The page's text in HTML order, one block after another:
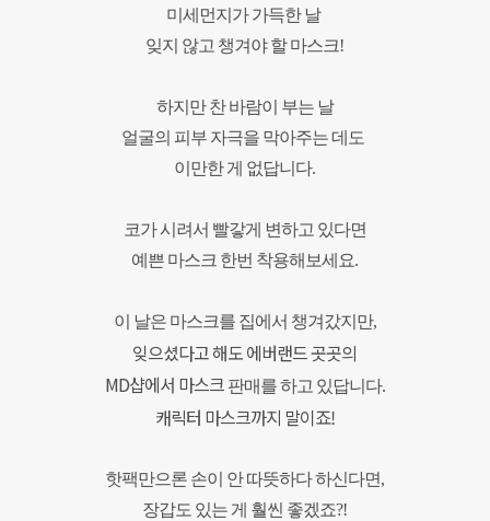
미세먼지가 가득한 날
잊지 않고 챙겨야 할 마스크!
하지만 찬 바람이 부는 날
얼굴의 피부 자극을 막아주는 데도
이만한 게 없답니다.
코가 시려서 빨갛게 변하고 있다면
예쁜 마스크 한번 착용해보세요.
이 날은 마스크를 집에서 챙겨갔지만,
잊으셨다고 해도 에버랜드 곳곳의
MD샵에서 마스크 판매를 하고 있답니다.
캐릭터 마스크까지 말이죠!
핫팩만으론 손이 안 따뜻하다 하신다면,
장갑도 있는 게 훨씬 좋겠죠?!